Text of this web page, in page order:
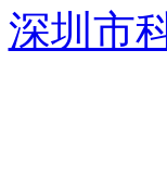
深圳市